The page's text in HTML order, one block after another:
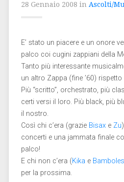
28 Gennaio 2008 in Ascolti/
E’ stato un piacere e un onore
palco coi cugini zappiani della
Tanto più interessante
un altro Zappa (fine ’60) rispetto
Più “scritto”, orchestrato, più
certi versi il loro. Più black, più
il nostro.
Così chi c’era (grazie Bisaxe Zu
concerti e una jammata finale
palco!
E chi non c’era (Kika e
per la prossima.